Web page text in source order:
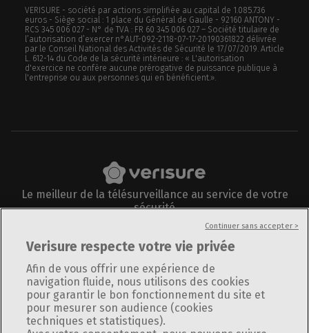
VERISURE - société par actions simplifiée au capital de 1.085.736
euros - Siège social : 1 place du Général de Gaulle - 92160 ANTONY -
RCS 345 006 027 - N° de TVA : FR 60 345 006 027 – Société titulaire de
l’autorisation d’exercer n°AUT-092-2118-07-17-20190361822 délivrée
par le Conseil National des Activités de Sécurité le 17/07/2019. Article
L. 612-14 du Code de la sécurité intérieure : « L'autorisation
d'exercice ne confère aucune prérogative de puissance publique à
l'entreprise ou aux personnes qui en bénéficient.».
Le meilleur de la télésurveillance au service de votre
sécurité
Informations légales
Plan du site
Verisure respecte votre vie privée
Afin de vous offrir une expérience de
navigation fluide, nous utilisons des cookies
pour garantir le bon fonctionnement du site et
pour mesurer son audience (cookies
techniques et statistiques).
Continuer sans accepter >